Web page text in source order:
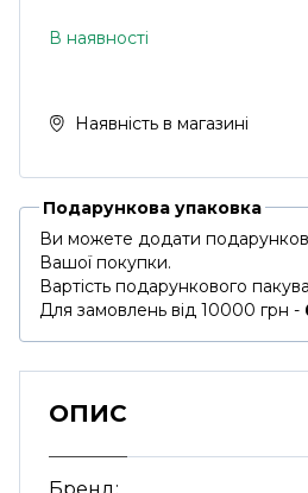
В наявності
Наявність в магазині
Подарункова упаковка
Ви можете додати
Вашої покупки.
Вартість подарункового
Для замовлень від 10000 грн -
ОПИС